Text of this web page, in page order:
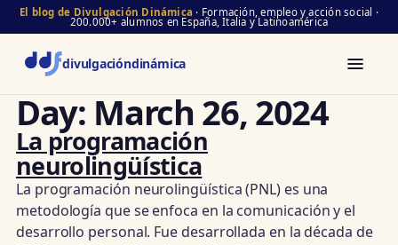
El blog de Divulgación Dinámica · Formación, empleo y acción social ·
200.000+ alumnos en España, Italia y Latinoamérica
divulgacióndinámica
Day: March 26, 2024
La programación
neurolingüística
La programación neurolingüística (PNL) es una
metodología que se enfoca en la comunicación y el
desarrollo personal. Fue desarrollada en la década de